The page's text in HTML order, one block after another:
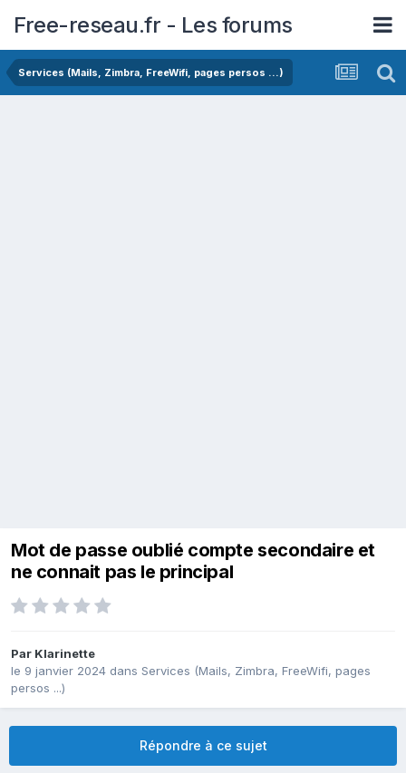
Free-reseau.fr - Les forums
Services (Mails, Zimbra, FreeWifi, pages persos ...)
Mot de passe oublié compte secondaire et
ne connait pas le principal
Par Klarinette
le 9 janvier 2024 dans Services (Mails, Zimbra, FreeWifi, pages
persos ...)
Répondre à ce sujet